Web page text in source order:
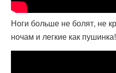
Ноги больше не болят, не
ночам и легкие как